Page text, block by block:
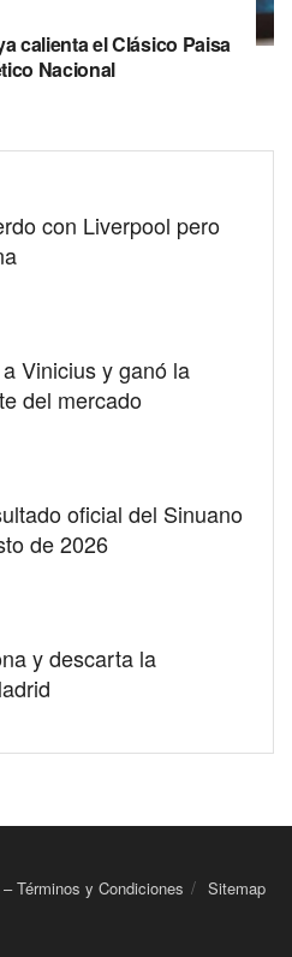
calienta el Clásico Paisa
Nacional
con Liverpool pero
Vinicius y ganó la
del mercado
oficial del Sinuano
de 2026
y descarta la
Términos y Condiciones Sitemap